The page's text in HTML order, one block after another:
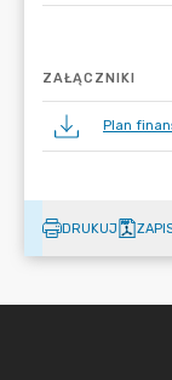
ZAŁĄCZNIKI
Plan
DRUKUJ